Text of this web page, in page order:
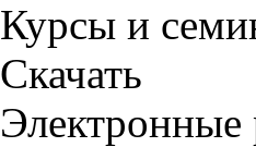
Курсы и
Скачать
Электронные